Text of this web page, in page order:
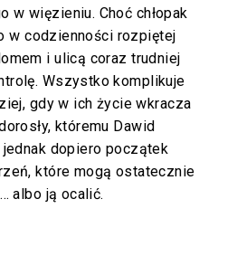
w więzieniu. Choć chłopak
w codzienności rozpiętej
i ulicą coraz trudniej
Wszystko komplikuje
gdy w ich życie wkracza
któremu Dawid
jednak dopiero początek
które mogą ostatecznie
albo ją ocalić.